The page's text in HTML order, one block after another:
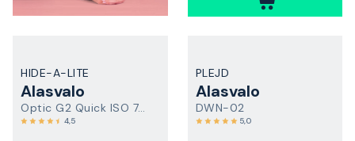
HIDE-A-LITE
Alasvalo
Optic G2 Quick ISO 7475863
4,5
PLEJD
Alasvalo
DWN-02
5,0